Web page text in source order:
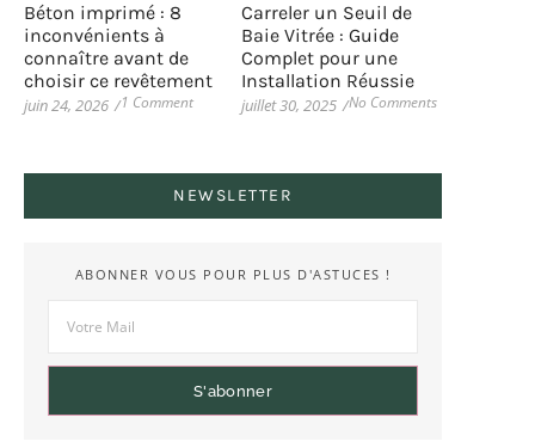
Béton imprimé : 8
inconvénients à
connaître avant de
choisir ce revêtement
juin 24, 2026 /1 Comment
Carreler un Seuil de
Baie Vitrée : Guide
Complet pour une
Installation Réussie
juillet 30, 2025 /No Comments
NEWSLETTER
ABONNER VOUS POUR PLUS D'ASTUCES !
S'abonner